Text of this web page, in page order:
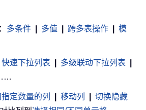
： 多条件 多值 跨多表操作
模
快速下拉列表 多级联动下拉列表
定数量的列 移动列
切换隐藏